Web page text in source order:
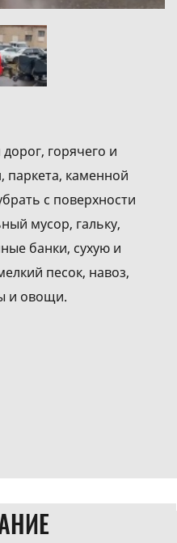
горячего и
паркета, каменной
с поверхности
мусор, гальку,
банки, сухую и
песок, навоз,
и овощи.